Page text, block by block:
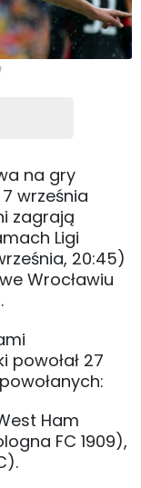
na gry
września
zagrają
Ligi
20:45)
Wrocławiu
powołał 27
Ham
FC 1909),